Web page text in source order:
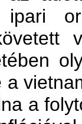
ipari
a
a